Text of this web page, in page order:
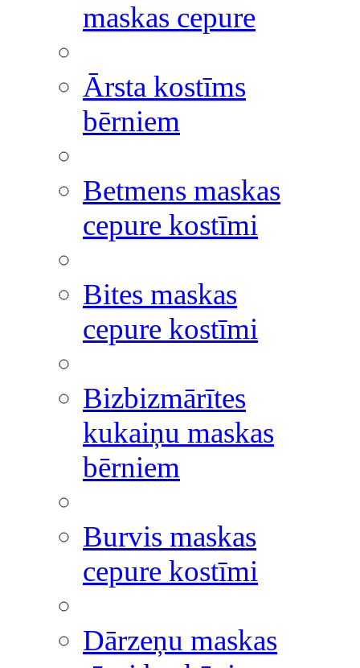
maskas cepure
Ārsta kostīms
bērniem
Betmens maskas
cepure kostīmi
Bites maskas
cepure kostīmi
Bizbizmārītes
kukaiņu maskas
bērniem
Burvis maskas
cepure kostīmi
Dārzeņu maskas